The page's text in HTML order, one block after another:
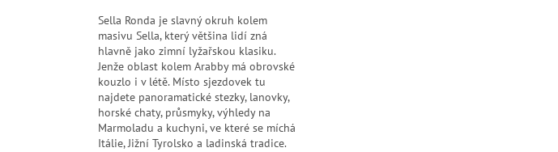
Sella Ronda je slavný okruh kolem
masivu Sella, který většina lidí zná
hlavně jako zimní lyžařskou klasiku.
Jenže oblast kolem Arabby má obrovské
kouzlo i v létě. Místo sjezdovek tu
najdete panoramatické stezky, lanovky,
horské chaty, průsmyky, výhledy na
Marmoladu a kuchyni, ve které se míchá
Itálie, Jižní Tyrolsko a ladinská tradice.